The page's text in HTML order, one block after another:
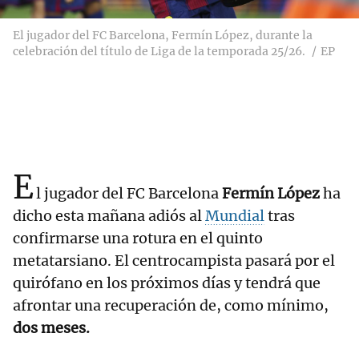
El jugador del FC Barcelona, Fermín López, durante la
celebración del título de Liga de la temporada 25/26.
EP
El jugador del FC BarcelonaFermín Lópezha
dicho esta mañana adiós alMundialtras
confirmarse una rotura en el quinto
metatarsiano. El centrocampista pasará por el
quirófano en los próximos días y tendrá que
afrontar una recuperación de, como mínimo,
dos meses.